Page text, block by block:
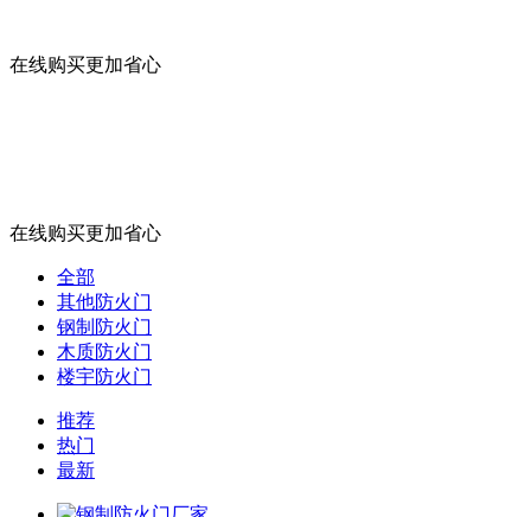
在线购买更加省心
在线购买更加省心
全部
其他防火门
钢制防火门
木质防火门
楼宇防火门
推荐
热门
最新